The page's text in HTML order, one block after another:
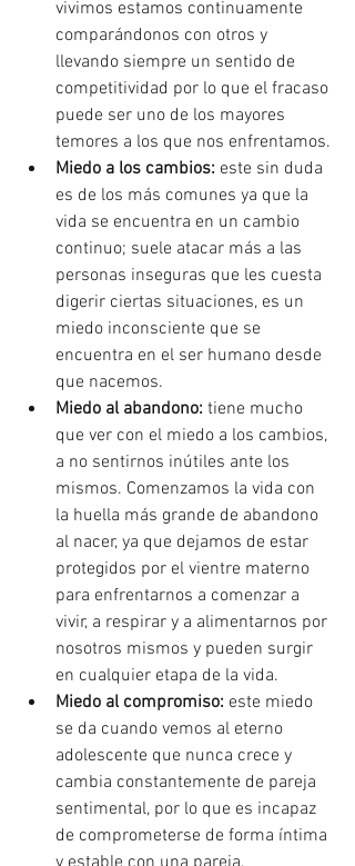
vivimos estamos continuamente
comparándonos con otros y
llevando siempre un sentido de
competitividad por lo que el fracaso
puede ser uno de los mayores
temores a los que nos enfrentamos.
Miedo a los cambios: este sin duda
es de los más comunes ya que la
vida se encuentra en un cambio
continuo; suele atacar más a las
personas inseguras que les cuesta
digerir ciertas situaciones, es un
miedo inconsciente que se
encuentra en el ser humano desde
que nacemos.
Miedo al abandono: tiene mucho
que ver con el miedo a los cambios,
a no sentirnos inútiles ante los
mismos. Comenzamos la vida con
la huella más grande de abandono
al nacer, ya que dejamos de estar
protegidos por el vientre materno
para enfrentarnos a comenzar a
vivir, a respirar y a alimentarnos por
nosotros mismos y pueden surgir
en cualquier etapa de la vida.
Miedo al compromiso: este miedo
se da cuando vemos al eterno
adolescente que nunca crece y
cambia constantemente de pareja
sentimental, por lo que es incapaz
de comprometerse de forma íntima